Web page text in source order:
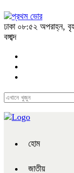
ঢাকা ০৮:৫২ অপরাহ্ন,
বঙ্গাব্দ
হোম
জাতীয়